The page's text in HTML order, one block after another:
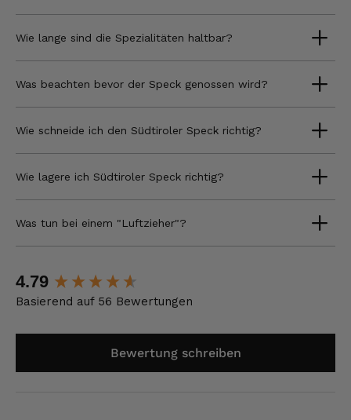
Wie lange sind die Spezialitäten haltbar?
Was beachten bevor der Speck genossen wird?
Wie schneide ich den Südtiroler Speck richtig?
Wie lagere ich Südtiroler Speck richtig?
Was tun bei einem "Luftzieher"?
4.79
Basierend auf 56 Bewertungen
Bewertung schreiben
New content loaded